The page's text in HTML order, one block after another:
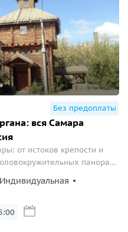
Без предоплаты
вся Самара
от истоков крепости и
панорам
Индивидуальная